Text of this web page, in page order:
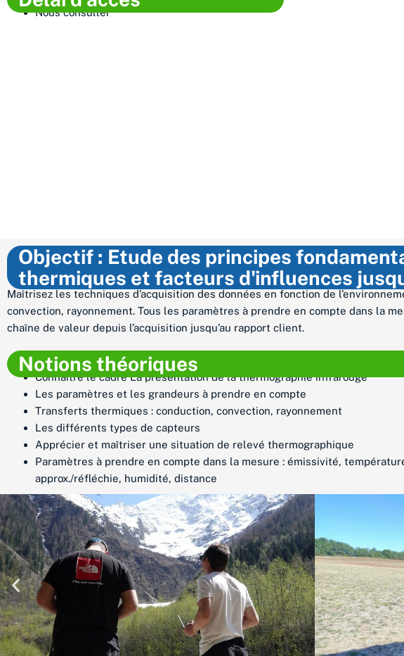
Nous consulter
Objectif : Etude des principes
thermiques et facteurs d'influences
Maîtrisez les techniques d’acquisition des données en fonction de
convection, rayonnement. Tous les paramètres à prendre en compte dans la
chaîne de valeur depuis l’acquisition jusqu’au rapport client.
Notions théoriques
Connaître le cadre La présentation de la thermographie infrarouge
Les paramètres et les grandeurs à prendre en compte
Transferts thermiques : conduction, convection, rayonnement
Les différents types de capteurs
Apprécier et maîtriser une situation de relevé thermographique
Paramètres à prendre en compte dans la mesure : émissivité,
approx./réfléchie, humidité, distance